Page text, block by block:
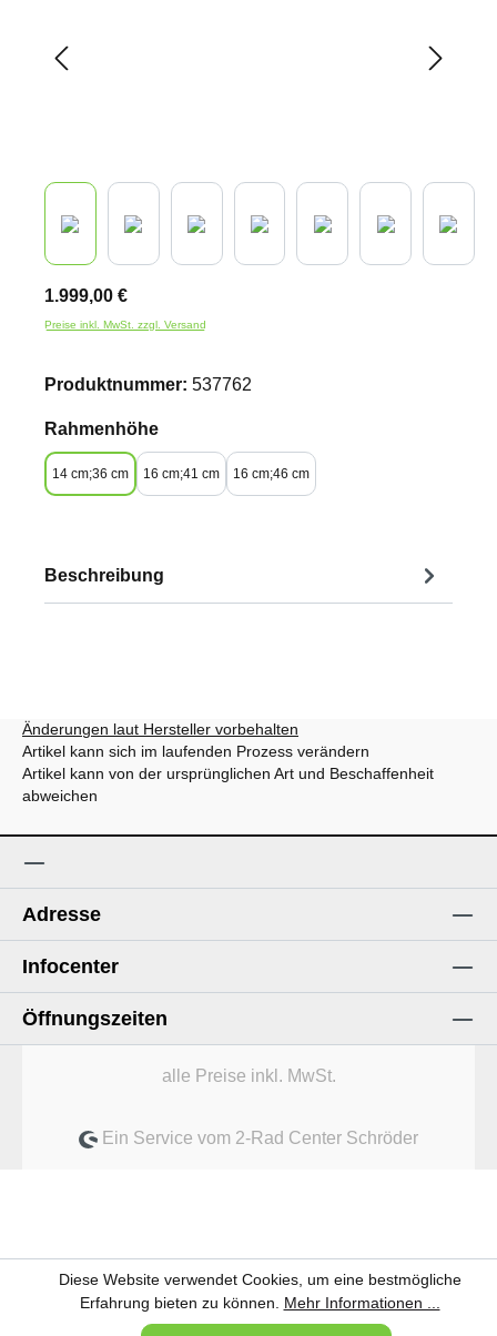
1.999,00 €
Preise inkl. MwSt. zzgl. Versand
Produktnummer: 537762
Rahmenhöheauswählen
14 cm;36 cm 16 cm;41 cm 16 cm;46 cm
Beschreibung
Änderungen laut Hersteller vorbehalten
Artikel kann sich im laufenden Prozess verändern
Artikel kann von der ursprünglichen Art und Beschaffenheit
abweichen
Adresse
Infocenter
Öffnungszeiten
alle Preise inkl. MwSt.
Ein Service vom 2-Rad Center Schröder
Diese Website verwendet Cookies, um eine bestmögliche
Erfahrung bieten zu können. Mehr Informationen ...